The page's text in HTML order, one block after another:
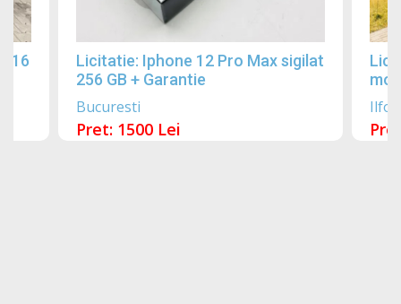
Licitatie: Iphone 12 Pro Max sigilat
256 GB + Garantie
Bucuresti
Pret: 1500 Lei
Ilfov